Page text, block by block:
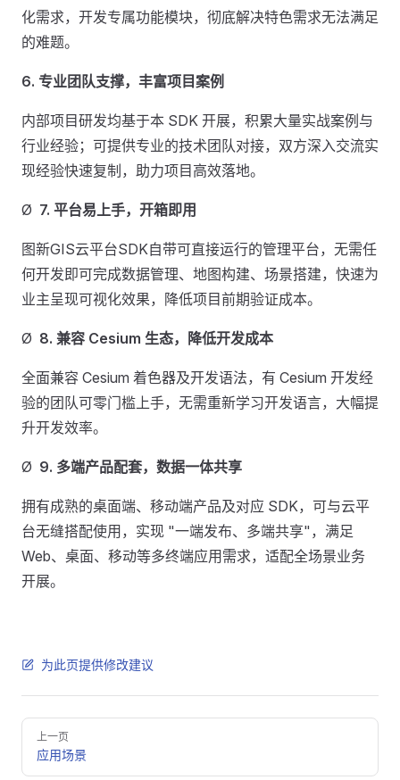
化需求，开发专属功能模块，彻底解决特色需求无法满足
的难题。
6. 专业团队支撑，丰富项目案例
内部项目研发均基于本 SDK 开展，积累大量实战案例与
行业经验；可提供专业的技术团队对接，双方深入交流实
现经验快速复制，助力项目高效落地。
Ø 7. 平台易上手，开箱即用
图新GIS云平台SDK自带可直接运行的管理平台，无需任
何开发即可完成数据管理、地图构建、场景搭建，快速为
业主呈现可视化效果，降低项目前期验证成本。
Ø 8. 兼容 Cesium 生态，降低开发成本
全面兼容 Cesium 着色器及开发语法，有 Cesium 开发经
验的团队可零门槛上手，无需重新学习开发语言，大幅提
升开发效率。
Ø 9. 多端产品配套，数据一体共享
拥有成熟的桌面端、移动端产品及对应 SDK，可与云平
台无缝搭配使用，实现 "一端发布、多端共享"，满足
Web、桌面、移动等多终端应用需求，适配全场景业务
开展。
为此页提供修改建议
Pager
上一页
应用场景